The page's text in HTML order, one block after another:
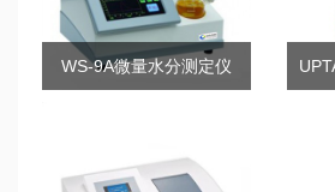
WS-9A微量水分测定仪